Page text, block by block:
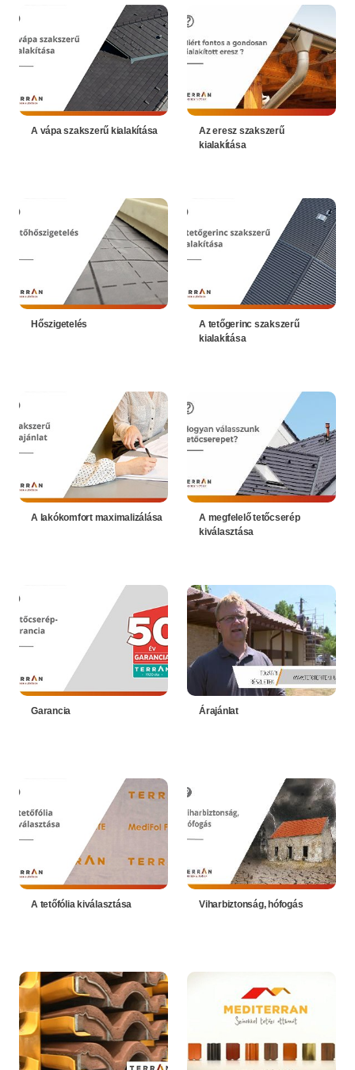
A vápa szakszerű kialakítása
Az eresz szakszerű
kialakítása
Hőszigetelés
A tetőgerinc szakszerű
kialakítása
A lakókomfort maximalizálása
A megfelelő tetőcserép
kiválasztása
Garancia Árajánlat
A tetőfólia kiválasztása Viharbiztonság, hófogás